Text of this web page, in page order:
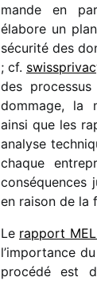
mande en
élabore un
sécu­rité des
; cf.
des
dommage, la
ainsi que les
analyse
chaque
consé­quences
en raison de la
Le rapport
l’im­por­tance du
procédé est